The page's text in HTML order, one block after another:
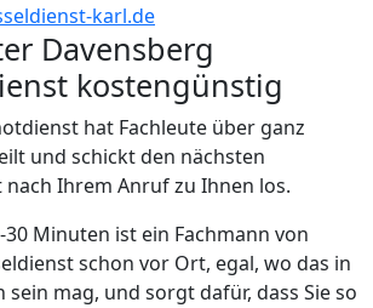
karl.de
Davensberg
kostengünstig
hat Fachleute über ganz
und schickt den nächsten
Ihrem Anruf zu Ihnen los.
Minuten ist ein Fachmann von
schon vor Ort, egal, wo das in
sein mag, und sorgt dafür, dass Sie so